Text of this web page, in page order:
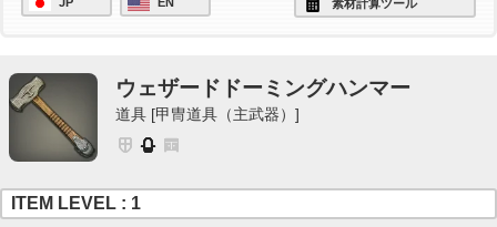
素材計算ツール
ウェザードドーミングハンマー
道具 [甲冑道具（主武器）]
ITEM LEVEL : 1